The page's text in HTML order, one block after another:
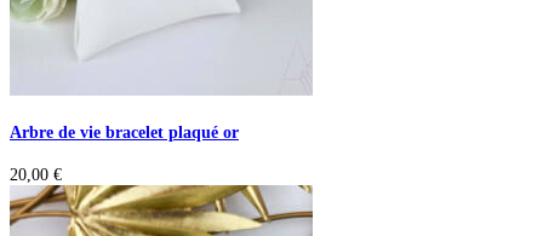
Arbre de vie bracelet plaqué or
20,00 €